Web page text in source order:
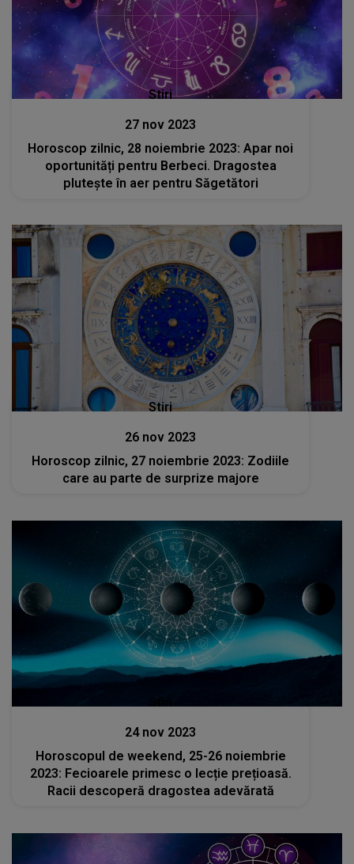
Stiri
27 nov 2023
Horoscop zilnic, 28 noiembrie 2023: Apar noi
oportunități pentru Berbeci. Dragostea
plutește în aer pentru Săgetători
Stiri
26 nov 2023
Horoscop zilnic, 27 noiembrie 2023: Zodiile
care au parte de surprize majore
24 nov 2023
Horoscopul de weekend, 25-26 noiembrie
2023: Fecioarele primesc o lecție prețioasă.
Racii descoperă dragostea adevărată